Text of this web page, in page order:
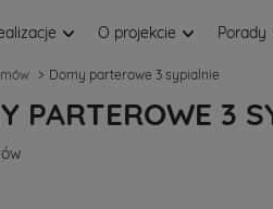
O projekcie Porady
Domy parterowe 3 sypialnie
PARTEROWE 3